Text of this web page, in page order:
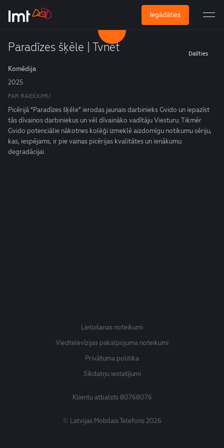
Iegādāties
Paradīzes šķēle | Tvnet Dalīties
Komēdija
2025
PAR RAIDĪJUMU
Picērijā “Paradīzes šķēle” ierodas jaunais darbinieks Gvido un iepazīst
tās dīvainos darbiniekus un vēl dīvaināko vadītāju Viesturu. Tikmēr
Gvido potenciālie nākotnes kolēģi izmeklē aizdomīgu notikumu sēriju,
kas, iespējams, ir pie vainas picērijas kvalitātes un ienākumu
degradācijai.
Lietošanas noteikumi
Viedtelevīzijas pakalpojuma noteikumi
Privātuma politika
Sīkdatņu iestatījumi
Klientu atbalsts80768076
© Latvijas Mobilais Telefons 2026